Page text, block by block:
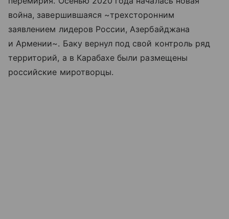
война, завершившаяся ~трехсторонним
заявлением лидеров России, Азербайджана
и Армении~. Баку вернул под свой контроль ряд
территорий, а в Карабахе были размещены
российские миротворцы.